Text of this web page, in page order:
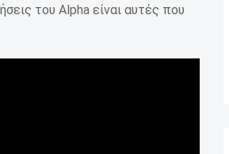
του Alpha είναι αυτές που